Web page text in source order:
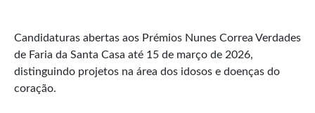
Candidaturas abertas aos Prémios Nunes Correa Verdades
de Faria da Santa Casa até 15 de março de 2026,
distinguindo projetos na área dos idosos e doenças do
coração.